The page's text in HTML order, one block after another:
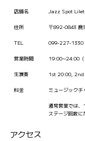
店舗名 Jazz Spot
住所 〒892-0843 鹿
TEL 099-227-
営業時間 19:00~24:00（
生演奏 1st 20:00,
料金 ミュージック
通常営業では、
ステージ回数に
アクセス